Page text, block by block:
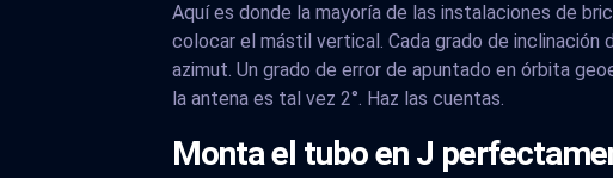
Aquí es donde la mayoría de las instalaciones de
colocar el mástil vertical. Cada grado de
azimut. Un grado de error de apuntado en órbita
la antena es tal vez 2°. Haz las cuentas.
Monta el tubo en J